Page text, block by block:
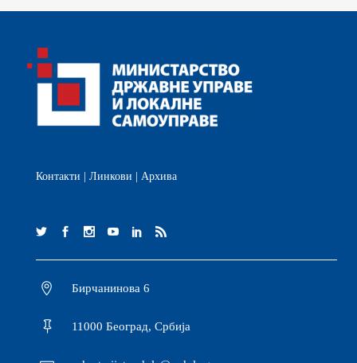
Контакти Линкови Архива
Бирчанинова 6
11000 Београд, Србија